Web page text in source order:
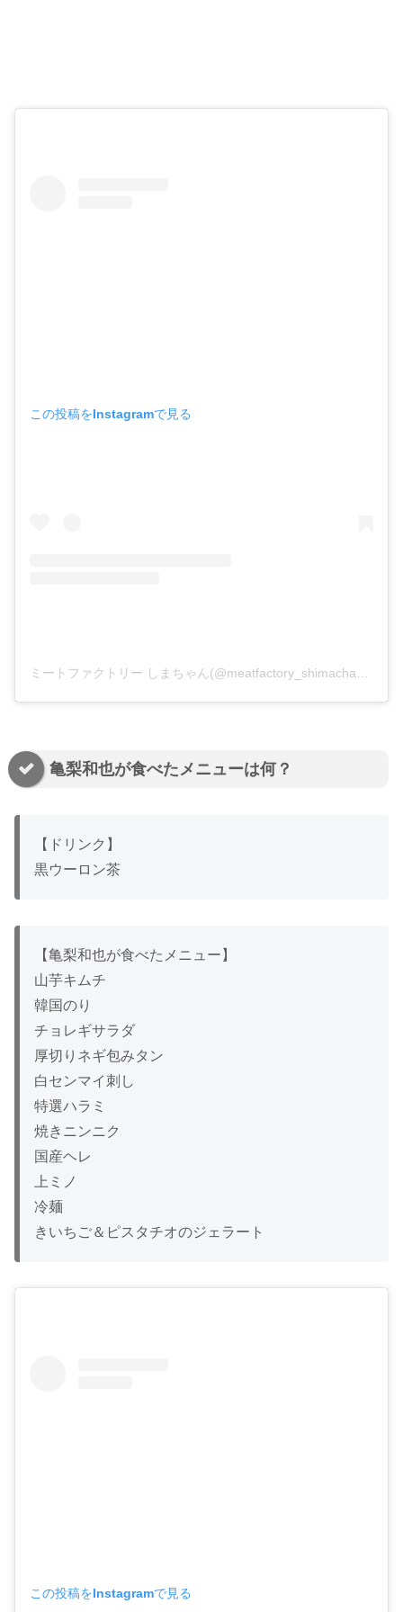
この投稿をInstagramで見る
ミートファクトリー しまちゃん(@meatfactory_shimachan)がシェアした投稿
亀梨和也が食べたメニューは何？
【ドリンク】
黒ウーロン茶
【亀梨和也が食べたメニュー】
山芋キムチ
韓国のり
チョレギサラダ
厚切りネギ包みタン
白センマイ刺し
特選ハラミ
焼きニンニク
国産ヘレ
上ミノ
冷麺
きいちご＆ピスタチオのジェラート
この投稿をInstagramで見る